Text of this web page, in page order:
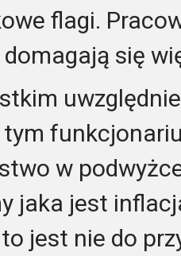
flagi.
się
w
jaka jest
jest nie do